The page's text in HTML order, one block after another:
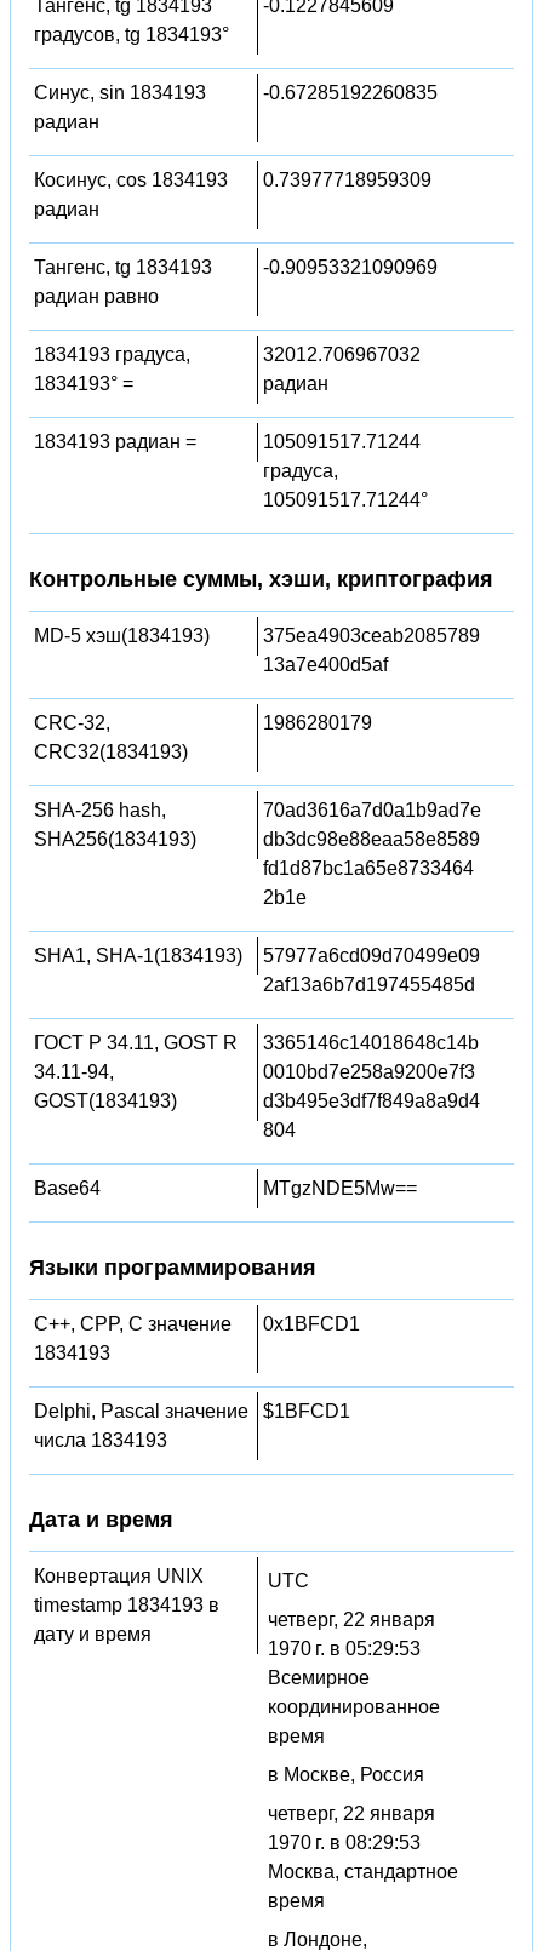
Тангенс, tg 1834193
градусов, tg 1834193°
-0.1227845609
Синус, sin 1834193
радиан
-0.67285192260835
Косинус, cos 1834193
радиан
0.73977718959309
Тангенс, tg 1834193
радиан равно
-0.90953321090969
1834193 градуса,
1834193° =
32012.706967032
радиан
1834193 радиан =
105091517.71244
градуса,
105091517.71244°
Контрольные суммы, хэши, криптография
MD-5 хэш(1834193)
375ea4903ceab2085789
13a7e400d5af
CRC-32,
CRC32(1834193)
1986280179
SHA-256 hash,
SHA256(1834193)
70ad3616a7d0a1b9ad7e
db3dc98e88eaa58e8589
fd1d87bc1a65e8733464
2b1e
SHA1, SHA-1(1834193)
57977a6cd09d70499e09
2af13a6b7d197455485d
ГОСТ Р 34.11, GOST R
34.11-94,
GOST(1834193)
3365146c14018648c14b
0010bd7e258a9200e7f3
d3b495e3df7f849a8a9d4
804
Base64 MTgzNDE5Mw==
Языки программирования
C++, CPP, C значение
1834193
0x1BFCD1
Delphi, Pascal значение
числа 1834193
$1BFCD1
Дата и время
Конвертация UNIX
timestamp 1834193 в
дату и время
UTC
четверг, 22 января
1970 г. в 05:29:53
Всемирное
координированное
время
в Москве, Россия
четверг, 22 января
1970 г. в 08:29:53
Москва, стандартное
время
в Лондоне,